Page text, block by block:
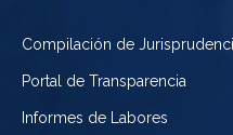
Compilación de
Portal de Transparencia
Informes de Labores